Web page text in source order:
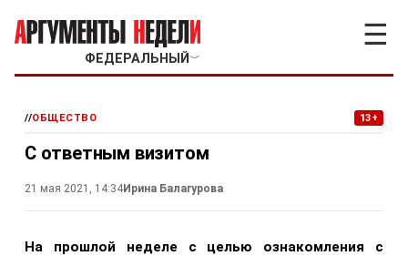
ФЕДЕРАЛЬНЫЙ ﹀
☰
//ОБЩЕСТВО 13+
С ответным визитом
21 мая 2021, 14:34Ирина Балагурова
На прошлой неделе с целью ознакомления с